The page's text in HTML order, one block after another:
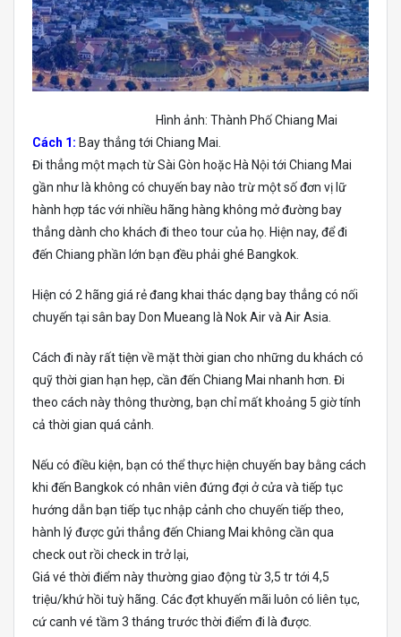
Hình ảnh: Thành Phố Chiang Mai
Cách 1: Bay thẳng tới Chiang Mai.
Đi thẳng một mạch từ Sài Gòn hoặc Hà Nội tới Chiang Mai
gần như là không có chuyến bay nào trừ một số đơn vị lữ
hành hợp tác với nhiều hãng hàng không mở đường bay
thẳng dành cho khách đi theo tour của họ. Hiện nay, để đi
đến Chiang phần lớn bạn đều phải ghé Bangkok.
Hiện có 2 hãng giá rẻ đang khai thác dạng bay thẳng có nối
chuyến tại sân bay Don Mueang là Nok Air và Air Asia.
Cách đi này rất tiện về mặt thời gian cho những du khách có
quỹ thời gian hạn hẹp, cần đến Chiang Mai nhanh hơn. Đi
theo cách này thông thường, bạn chỉ mất khoảng 5 giờ tính
cả thời gian quá cảnh.
Nếu có điều kiện, bạn có thể thực hiện chuyến bay bằng cách
khi đến Bangkok có nhân viên đứng đợi ở cửa và tiếp tục
hướng dẫn bạn tiếp tục nhập cảnh cho chuyến tiếp theo,
hành lý được gửi thẳng đến Chiang Mai không cần qua
check out rồi check in trở lại,
Giá vé thời điểm này thường giao động từ 3,5 tr tới 4,5
triệu/khứ hồi tuỳ hãng. Các đợt khuyến mãi luôn có liên tục,
cứ canh vé tầm 3 tháng trước thời điểm đi là được.